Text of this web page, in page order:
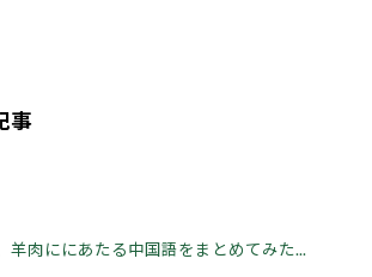
事
羊肉ににあたる中国語をまとめてみた...